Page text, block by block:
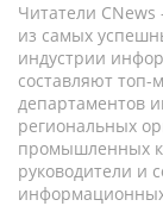
Читатели
из самых
индустрии
составляют
департаментов
региональных
промышленных
руководители и
информационных